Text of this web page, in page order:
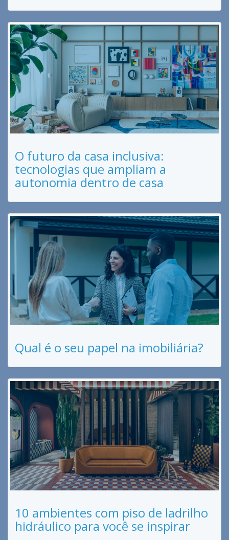
O futuro da casa inclusiva:
tecnologias que ampliam a
autonomia dentro de casa
Qual é o seu papel na imobiliária?
10 ambientes com piso de ladrilho
hidráulico para você se inspirar